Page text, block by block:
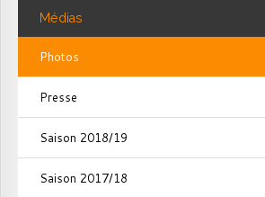
Médias
Photos
Presse
Saison 2018/19
Saison 2017/18